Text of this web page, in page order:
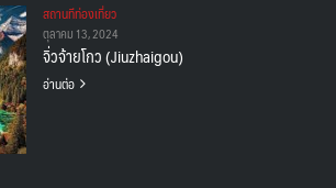
สถานทีท่องเที่ยว
ตุลาคม 13, 2024
จิ่วจ้ายโกว (Jiuzhaigou)
อ่านต่อ